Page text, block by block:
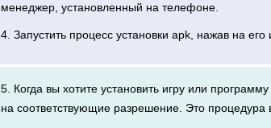
менеджер, установленный на телефоне.
4. Запустить процесс установки apk, нажав на
5. Когда вы хотите установить игру или
на соответствующие разрешение. Это процедура